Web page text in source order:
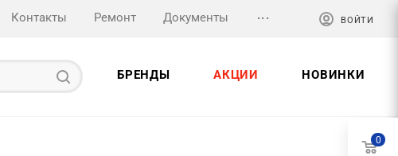
Контакты Ремонт Документы ... ВОЙТИ
БРЕНДЫ АКЦИИ НОВИНКИ
0